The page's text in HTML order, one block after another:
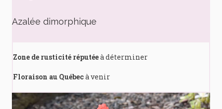
Azalée dimorphique
Zone de rusticité réputéeà déterminer
Floraison au Québecà venir